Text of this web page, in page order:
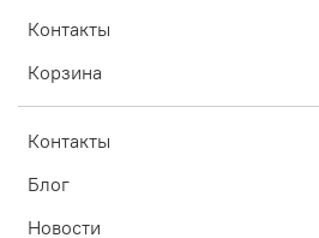
Контакты
Корзина
Контакты
Блог
Новости